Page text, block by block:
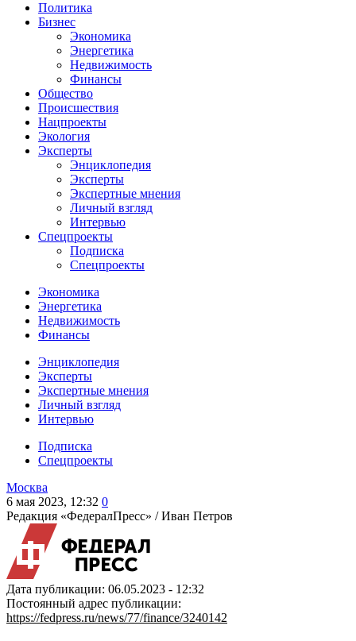
Политика
Бизнес
Экономика
Энергетика
Недвижимость
Финансы
Общество
Происшествия
Нацпроекты
Экология
Эксперты
Энциклопедия
Эксперты
Экспертные мнения
Личный взгляд
Интервью
Спецпроекты
Подписка
Спецпроекты
Экономика
Энергетика
Недвижимость
Финансы
Энциклопедия
Эксперты
Экспертные мнения
Личный взгляд
Интервью
Подписка
Спецпроекты
Москва
6 мая 2023, 12:32 0
Редакция «ФедералПресс» /Иван Петров
Дата публикации: 06.05.2023 - 12:32
Постоянный адрес публикации:
https://fedpress.ru/news/77/finance/3240142